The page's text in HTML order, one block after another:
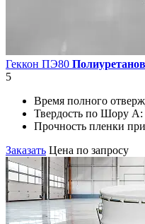
Геккон ПЭ80
5
Время полного
Твердость по Шору А:
Прочность пленки
Заказать Цена по запросу